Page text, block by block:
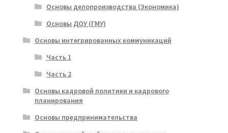
Основы делопроизводства (Экономика)
Основы ДОУ (ГМУ)
Основы интегрированных коммуникаций
Часть 1
Часть 2
Основы кадровой политики и кадрового
планирования
Основы предпринимательства